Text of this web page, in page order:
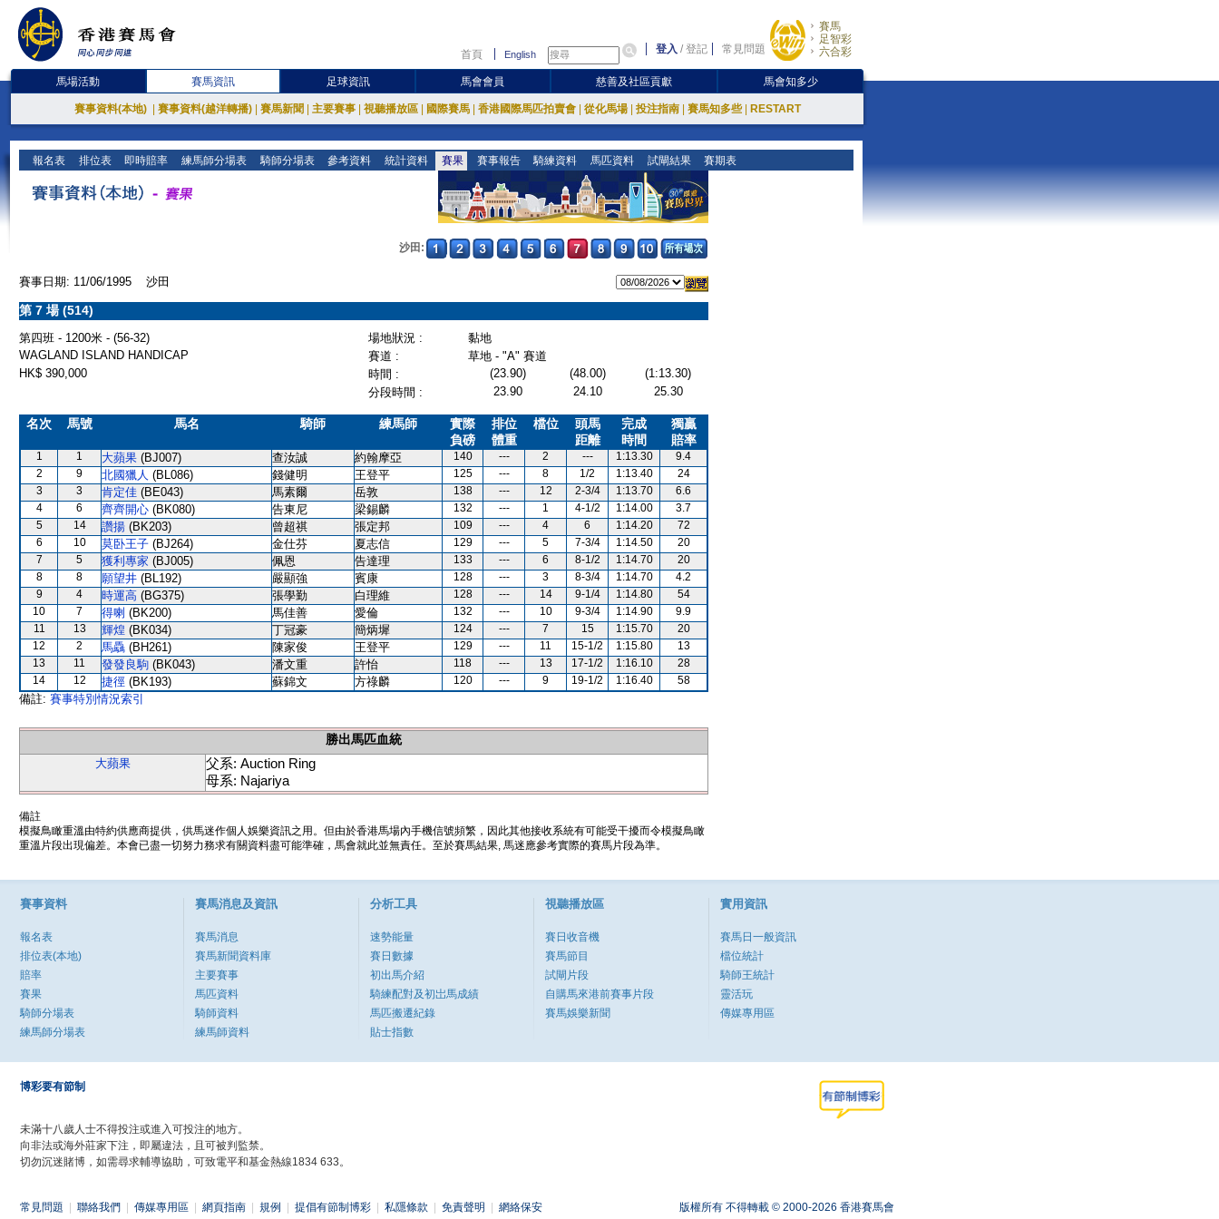
首頁 English 登入 /登記 常見問題
賽馬
足智彩
六合彩
馬場活動 賽馬資訊 足球資訊 馬會會員 慈善及社區貢獻 馬會知多少
賽事資料(本地) 賽事資料(越洋轉播) 賽馬新聞 主要賽事 視聽播放區 國際賽馬 香港國際馬匹拍賣會 從化馬場 投注指南 賽馬知多些 RESTART
報名表 排位表 即時賠率 練馬師分場表 騎師分場表 參考資料 統計資料 賽果 賽事報告 騎練資料 馬匹資料 試閘結果 賽期表
沙田:
賽事日期: 11/06/1995 沙田
第 7 場 (514)
第四班 - 1200米 - (56-32) 場地狀況 :
黏地
WAGLAND ISLAND HANDICAP
賽道 :
草地 - "A" 賽道
HK$ 390,000
時間 : (23.90) (48.00)
(1:13.30)
分段時間 :
23.90 24.10 25.30
名次 馬號 馬名 騎師 練馬師
實際
負磅
排位
體重
檔位
頭馬
距離
完成
時間
獨贏
賠率
1 1 大蘋果 (BJ007) 查汝誠 約翰摩亞 140 --- 2 --- 1:13.30
9.4
2
9 北國獵人 (BL086) 錢健明 王登平 125 --- 8 1/2 1:13.40
24
3
3 肯定佳 (BE043) 馬素爾 岳敦 138 --- 12 2-3/4 1:13.70
6.6
4
6 齊齊開心 (BK080) 告東尼 梁錫麟 132 --- 1 4-1/2 1:14.00
3.7
5
14 讚揚 (BK203) 曾超祺 張定邦 109 --- 4 6 1:14.20
72
6
10 莫卧王子 (BJ264) 金仕芬 夏志信 129 --- 5 7-3/4 1:14.50
20
7
5 獲利專家 (BJ005) 佩恩 告達理 133 --- 6 8-1/2 1:14.70
20
8
8 願望井 (BL192) 嚴顯強 賓康 128 --- 3 8-3/4 1:14.70
4.2
9
4 時運高 (BG375) 張學勤 白理維 128 --- 14 9-1/4 1:14.80
54
10
7 得喇 (BK200) 馬佳善 愛倫 132 --- 10 9-3/4 1:14.90
9.9
11
13 輝煌 (BK034) 丁冠豪 簡炳墀 124 --- 7 15 1:15.70
20
12
2 馬驫 (BH261) 陳家俊 王登平 129 --- 11 15-1/2 1:15.80
13
13
11 發發良駒 (BK043) 潘文重 許怡 118 --- 13 17-1/2 1:16.10
28
14
12 捷徑 (BK193) 蘇錦文 方祿麟 120 --- 9 19-1/2 1:16.40 58
備註: 賽事特別情況索引
勝出馬匹血統
大蘋果
父系: Auction Ring
母系: Najariya
備註
模擬鳥瞰重溫由特約供應商提供，供馬迷作個人娛樂資訊之用。但由於香港馬場內手機信號頻繁，因此其他接收系統有可能受干擾而令模擬鳥瞰
重溫片段出現偏差。本會已盡一切努力務求有關資料盡可能準確，馬會就此並無責任。至於賽馬結果, 馬迷應參考實際的賽馬片段為準。
賽事資料
報名表
排位表(本地)
賠率
賽果
騎師分場表
練馬師分場表
賽馬消息及資訊
賽馬消息
賽馬新聞資料庫
主要賽事
馬匹資料
騎師資料
練馬師資料
分析工具
速勢能量
賽日數據
初出馬介紹
騎練配對及初岀馬成績
馬匹搬遷紀錄
貼士指數
視聽播放區
賽日收音機
賽馬節目
試閘片段
自購馬來港前賽事片段
賽馬娛樂新聞
實用資訊
賽馬日一般資訊
檔位統計
騎師王統計
靈活玩
傳媒專用區
博彩要有節制
未滿十八歲人士不得投注或進入可投注的地方。
向非法或海外莊家下注，即屬違法，且可被判監禁。
切勿沉迷賭博，如需尋求輔導協助，可致電平和基金熱線1834 633。
常見問題 聯絡我們 傳媒專用區 網頁指南 規例 提倡有節制博彩 私隱條款 免責聲明 網絡保安 版權所有 不得轉載 © 2000-2026 香港賽馬會